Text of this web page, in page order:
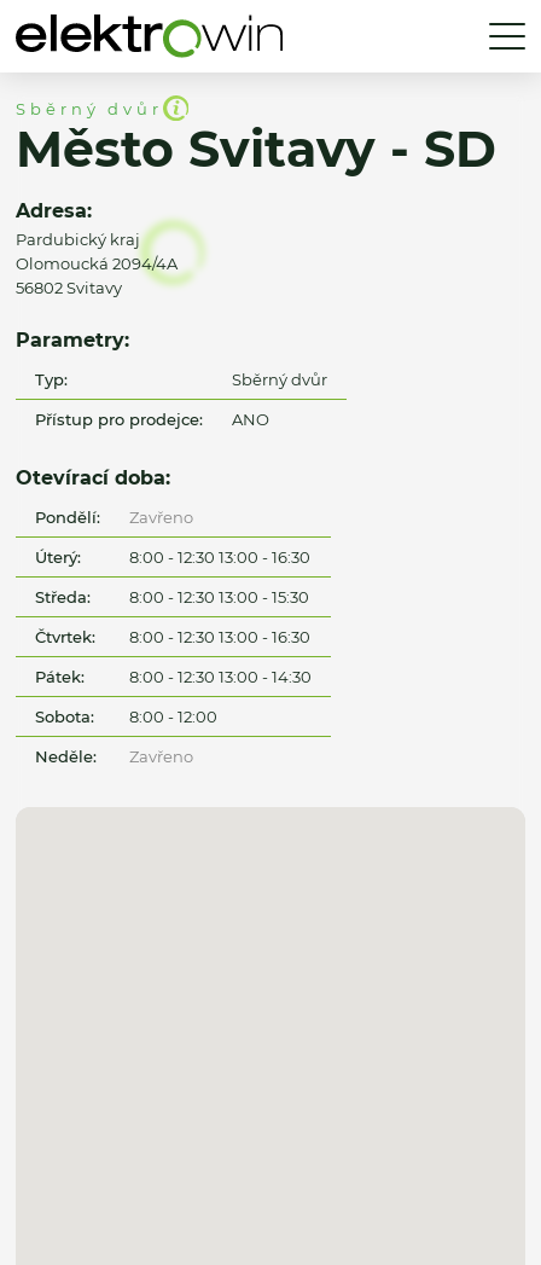
Sběrný dvůr
Město Svitavy - SD
Adresa:
Pardubický kraj
Olomoucká 2094/4A
56802 Svitavy
Parametry:
Typ: Sběrný dvůr
Přístup pro prodejce: ANO
Otevírací doba:
Pondělí: Zavřeno
Úterý: 8:00 - 12:30 13:00 - 16:30
Středa: 8:00 - 12:30 13:00 - 15:30
Čtvrtek: 8:00 - 12:30 13:00 - 16:30
Pátek: 8:00 - 12:30 13:00 - 14:30
Sobota: 8:00 - 12:00
Neděle: Zavřeno